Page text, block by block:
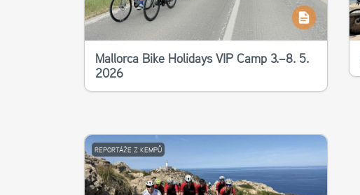
Mallorca Bike Holidays VIP Camp 3.–8. 5.
2026
REPORTÁŽE Z KEMPŮ